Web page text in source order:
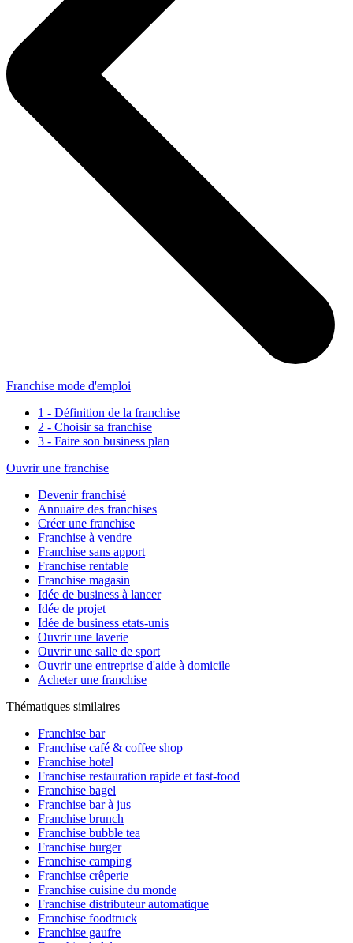
Franchise mode d'emploi
1 - Définition de la franchise
2 - Choisir sa franchise
3 - Faire son business plan
Ouvrir une franchise
Devenir franchisé
Annuaire des franchises
Créer une franchise
Franchise à vendre
Franchise sans apport
Franchise rentable
Franchise magasin
Idée de business à lancer
Idée de projet
Idée de business etats-unis
Ouvrir une laverie
Ouvrir une salle de sport
Ouvrir une entreprise d'aide à domicile
Acheter une franchise
Thématiques similaires
Franchise bar
Franchise café & coffee shop
Franchise hotel
Franchise restauration rapide et fast-food
Franchise bagel
Franchise bar à jus
Franchise brunch
Franchise bubble tea
Franchise burger
Franchise camping
Franchise crêperie
Franchise cuisine du monde
Franchise distributeur automatique
Franchise foodtruck
Franchise gaufre